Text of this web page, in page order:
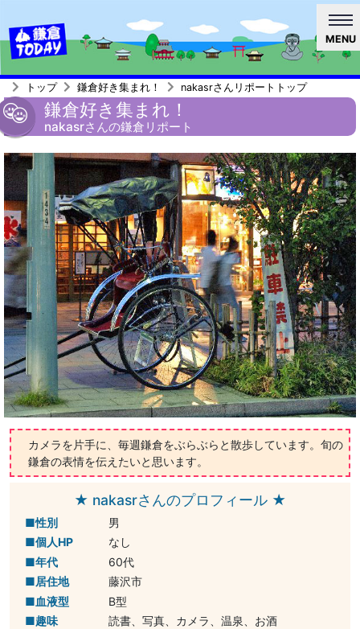
MENU
トップ 鎌倉好き集まれ！ nakasrさんリポートトップ
鎌倉好き集まれ！
nakasrさんの鎌倉リポート
カメラを片手に、毎週鎌倉をぶらぶらと散歩しています。旬の
鎌倉の表情を伝えたいと思います。
★ nakasrさんのプロフィール ★
性別
男
個人HP
なし
年代
60代
居住地
藤沢市
血液型
B型
趣味
読書、写真、カメラ、温泉、お酒